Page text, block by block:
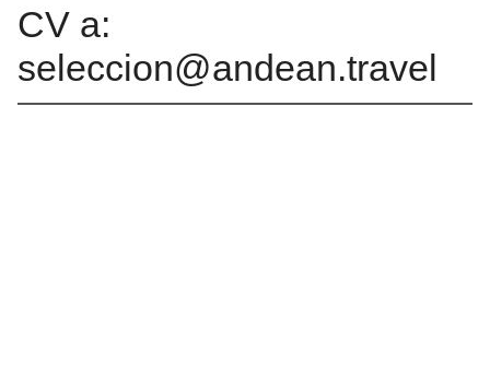
CV a:
seleccion@andean.travel